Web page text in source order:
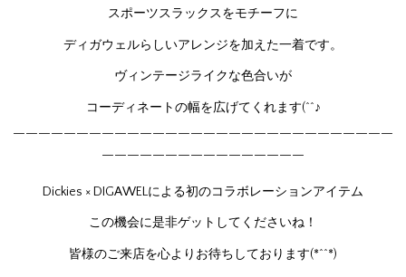
スポーツスラックスをモチーフに
ディガウェルらしいアレンジを加えた一着です。
ヴィンテージライクな色合いが
コーディネートの幅を広げてくれます(^^♪
￣￣￣￣￣￣￣￣￣￣￣￣￣￣￣￣￣￣￣￣￣￣￣￣￣￣￣￣￣￣
￣￣￣￣￣￣￣￣￣￣￣￣￣￣￣￣
Dickies × DIGAWELによる初のコラボレーションアイテム
この機会に是非ゲットしてくださいね！
皆様のご来店を心よりお待ちしております(*^^*)